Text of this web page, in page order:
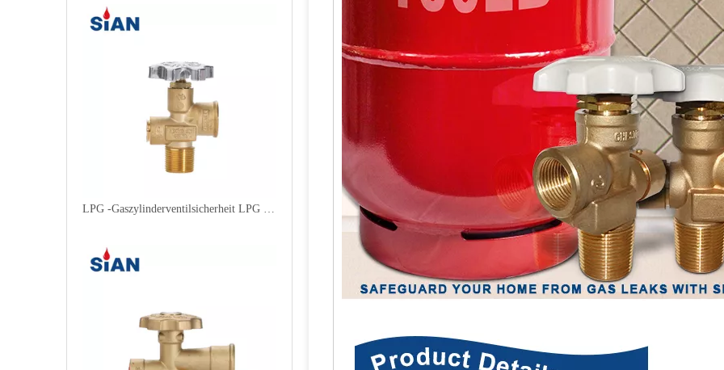
LPG -Gaszylinderventilsicherheit LPG Polventil für Mexiko